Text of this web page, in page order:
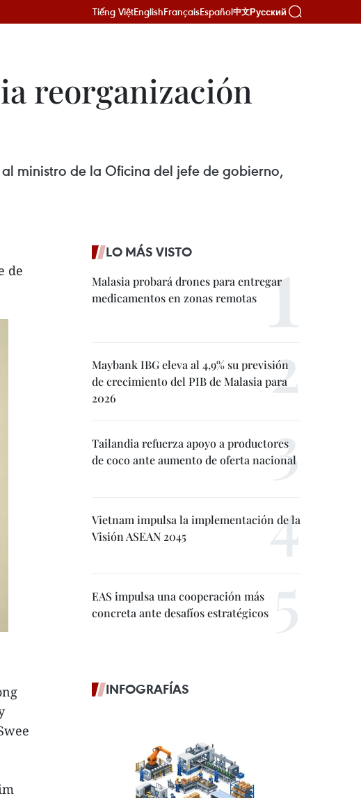
Tiếng ViệtEnglishFrançaisEspañol中文Русский
reorganización
ministro de la Oficina del jefe de gobierno,
de
LO MÁS VISTO
Malasia probará drones para entregar
medicamentos en zonas remotas
Maybank IBG eleva al 4,9% su previsión
de crecimiento del PIB de Malasia para
2026
Tailandia refuerza apoyo a productores
de coco ante aumento de oferta nacional
Vietnam impulsa la implementación de la
Visión ASEAN 2045
EAS impulsa una cooperación más
concreta ante desafíos estratégicos
INFOGRAFÍAS